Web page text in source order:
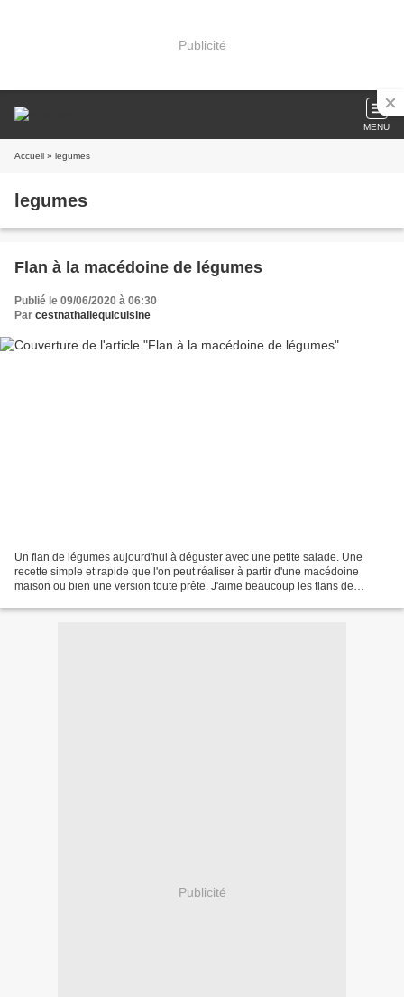
Publicité
MENU
Accueil » legumes
legumes
Flan à la macédoine de légumes
Publié le 09/06/2020 à 06:30
Par cestnathaliequicuisine
Un flan de légumes aujourd'hui à déguster avec une petite salade. Une
recette simple et rapide que l'on peut réaliser à partir d'une macédoine
maison ou bien une version toute prête. J'aime beaucoup les flans de
Publicité